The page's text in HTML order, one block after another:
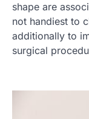
shape are
not handiest to
additionally to
surgical